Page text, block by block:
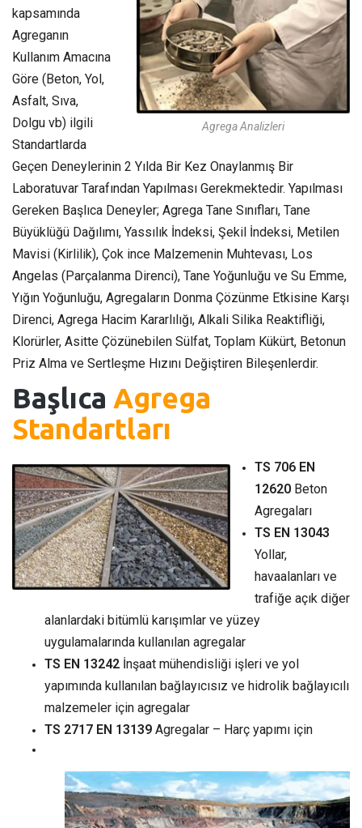
Agrega Analizleri
kapsamında
Agreganın
Kullanım Amacına
Göre (Beton, Yol,
Asfalt, Sıva,
Dolgu vb) ilgili
Standartlarda
Geçen Deneylerinin 2 Yılda Bir Kez Onaylanmış Bir
Laboratuvar Tarafından Yapılması Gerekmektedir. Yapılması
Gereken Başlıca Deneyler; Agrega Tane Sınıfları, Tane
Büyüklüğü Dağılımı, Yassılık İndeksi, Şekil İndeksi, Metilen
Mavisi (Kirlilik), Çok ince Malzemenin Muhtevası, Los
Angelas (Parçalanma Direnci), Tane Yoğunluğu ve Su Emme,
Yığın Yoğunluğu, Agregaların Donma Çözünme Etkisine Karşı
Direnci, Agrega Hacim Kararlılığı, Alkali Silika Reaktifliği,
Klorürler, Asitte Çözünebilen Sülfat, Toplam Kükürt, Betonun
Priz Alma ve Sertleşme Hızını Değiştiren Bileşenlerdir.
Başlıca Agrega
Standartları
TS 706 EN
12620 Beton
Agregaları
TS EN 13043
Yollar,
havaalanları ve
trafiğe açık diğer
alanlardaki bitümlü karışımlar ve yüzey
uygulamalarında kullanılan agregalar
TS EN 13242 İnşaat mühendisliği işleri ve yol
yapımında kullanılan bağlayıcısız ve hidrolik bağlayıcılı
malzemeler için agregalar
TS 2717 EN 13139 Agregalar – Harç yapımı için